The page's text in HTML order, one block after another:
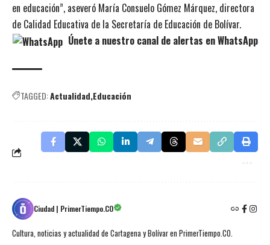
en educación”, aseveró María Consuelo Gómez Márquez, directora
de Calidad Educativa de la Secretaría de Educación de Bolívar.
Únete a nuestro canal de alertas en WhatsApp
TAGGED:Actualidad Educación
Ciudad | PrimerTiempo.CO
Cultura, noticias y actualidad de Cartagena y Bolívar en PrimerTiempo.CO.